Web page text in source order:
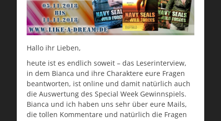
Hallo ihr Lieben,
heute ist es endlich soweit – das Leserinterview,
in dem Bianca und ihre Charaktere eure Fragen
beantworten, ist online und damit natürlich auch
die Auswertung des Special Week Gewinnspiels.
Bianca und ich haben uns sehr über eure Mails,
die tollen Kommentare und natürlich die Fragen